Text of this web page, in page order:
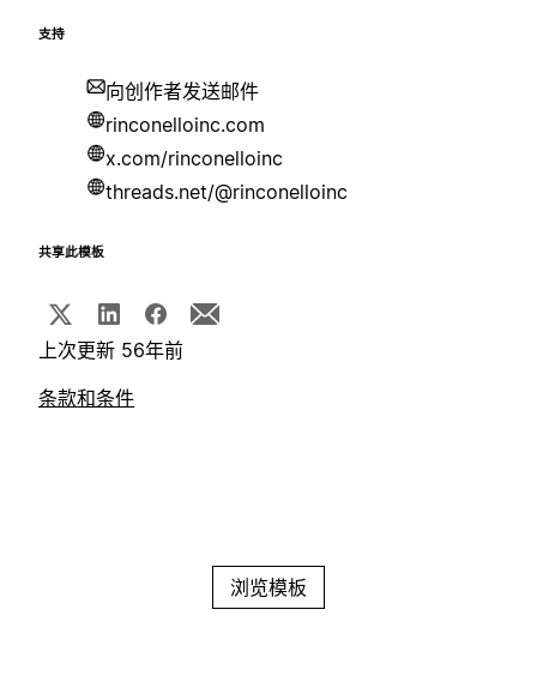
支持
向创作者发送邮件
rinconelloinc.com
x.com/rinconelloinc
threads.net/@rinconelloinc
共享此模板
上次更新 56年前
条款和条件
浏览模板